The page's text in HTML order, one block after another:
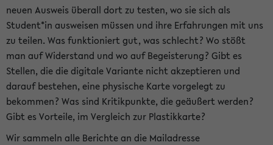
neuen Ausweis überall dort zu testen, wo sie sich als
Student*in ausweisen müssen und ihre Erfahrungen mit uns
zu teilen. Was funktioniert gut, was schlecht? Wo stößt
man auf Widerstand und wo auf Begeisterung? Gibt es
Stellen, die die digitale Variante nicht akzeptieren und
darauf bestehen, eine physische Karte vorgelegt zu
bekommen? Was sind Kritikpunkte, die geäußert werden?
Gibt es Vorteile, im Vergleich zur Plastikkarte?
Wir sammeln alle Berichte an die Mailadresse